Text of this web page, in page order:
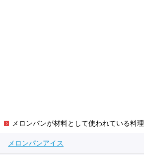
メロンパンが材料として使われている料理
メロンパンアイス